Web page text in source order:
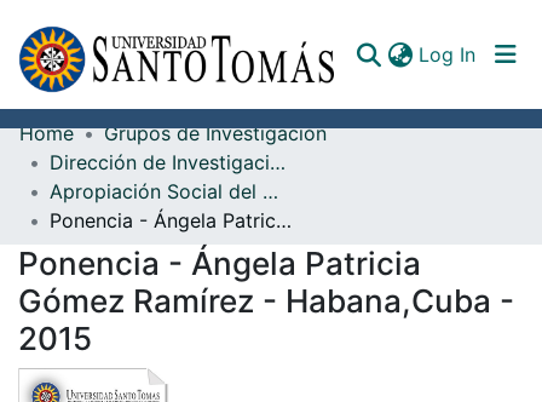
Log In
Communities & Collections
All of DSpace
Documents
Home
Grupos de Investigación
Dirección de Investigación e Innovación
Apropiación Social del Conocimiento
Ponencia - Ángela Patricia Gómez Ramírez - Habana,Cuba - 2015
Ponencia - Ángela Patricia
Gómez Ramírez - Habana,Cuba -
2015